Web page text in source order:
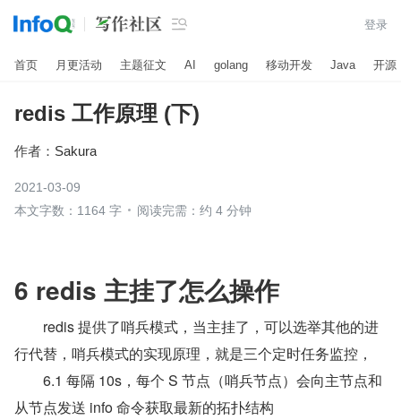
 登录
首页 月更活动 主题征文 AI golang 移动开发 Java 开源
redis 工作原理 (下)
作者： Sakura
2021-03-09
本文字数：1164 字
阅读完需：约 4 分钟
6 redis 主挂了怎么操作
redis 提供了哨兵模式，当主挂了，可以选举其他的进
行代替，哨兵模式的实现原理，就是三个定时任务监控，
6.1 每隔 10s，每个 S 节点（哨兵节点）会向主节点和
从节点发送 info 命令获取最新的拓扑结构